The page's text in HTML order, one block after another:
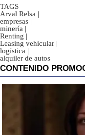
TAGS
Arval Relsa |
empresas |
minería |
Renting |
Leasing vehicular |
logística |
alquiler de autos